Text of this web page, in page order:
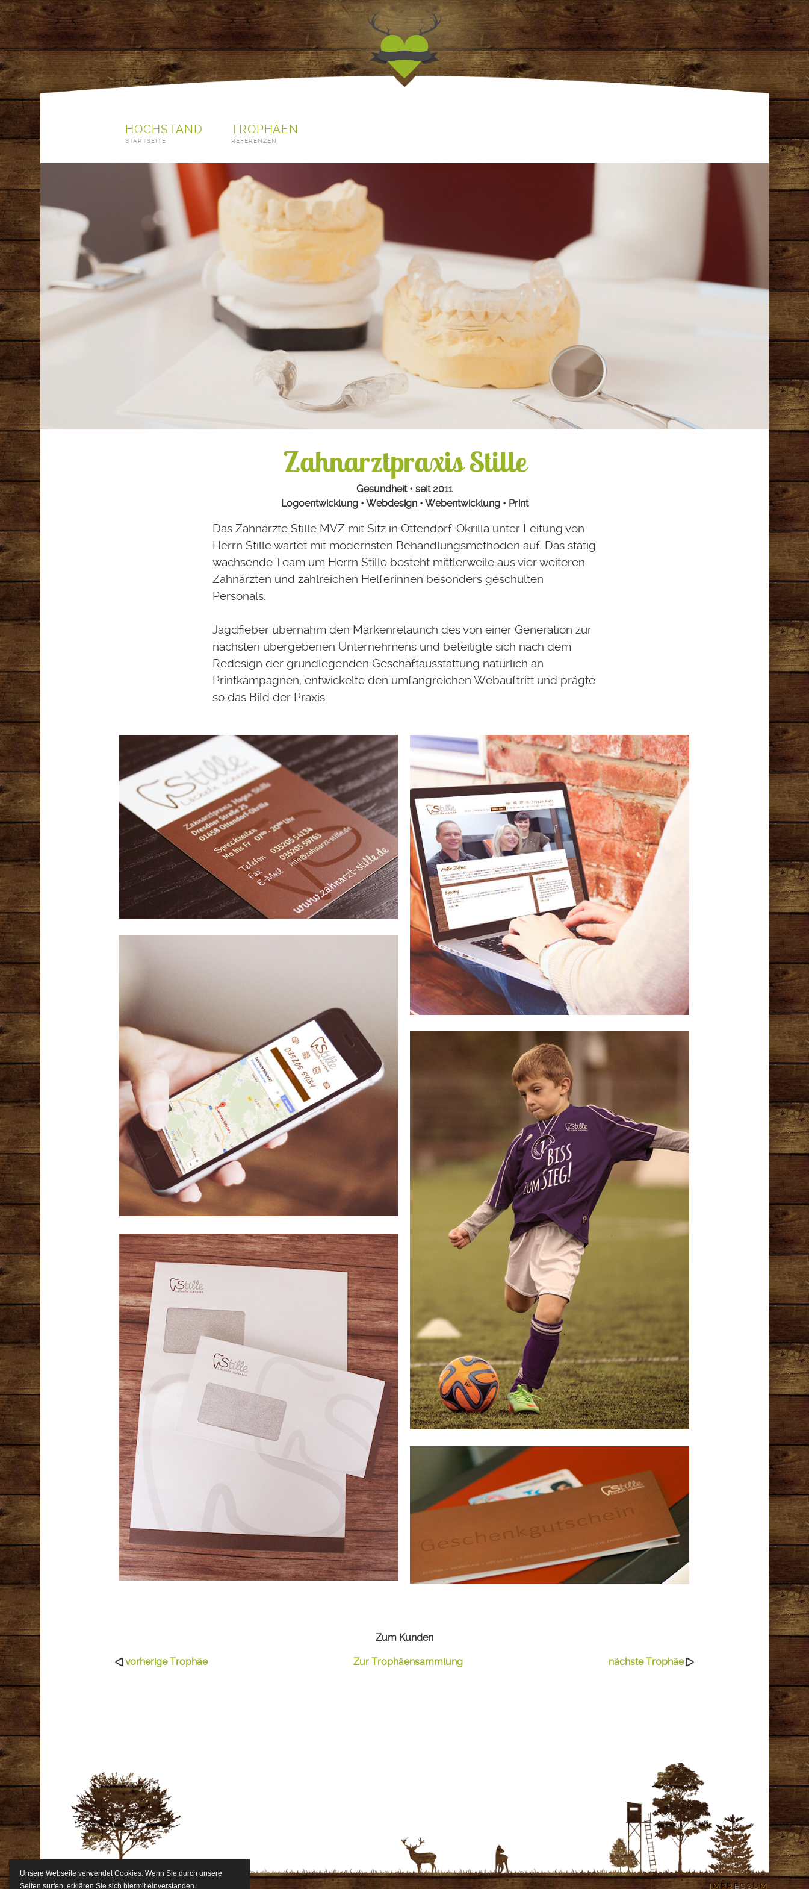
Jagdfieber | Werbeagentur Dresden
HOCHSTAND
STARTSEITE
TROPHÄEN
REFERENZEN
Zahnarztpraxis Stille
Gesundheit • seit 2011
Logoentwicklung • Webdesign • Webentwicklung • Print
Das Zahnärzte Stille MVZ mit Sitz in Ottendorf-Okrilla unter Leitung von
Herrn Stille wartet mit modernsten Behandlungsmethoden auf. Das stätig
wachsende Team um Herrn Stille besteht mittlerweile aus vier weiteren
Zahnärzten und zahlreichen Helferinnen besonders geschulten
Personals.
Jagdfieber übernahm den Markenrelaunch des von einer Generation zur
nächsten übergebenen Unternehmens und beteiligte sich nach dem
Redesign der grundlegenden Geschäftausstattung natürlich an
Printkampagnen, entwickelte den umfangreichen Webauftritt und prägte
so das Bild der Praxis.
Zum Kunden
vorherige Trophäe Zur Trophäensammlung nächste Trophäe
IMPRESSUM
Unsere Webseite verwendet Cookies. Wenn Sie durch unsere
Seiten surfen, erklären Sie sich hiermit einverstanden.